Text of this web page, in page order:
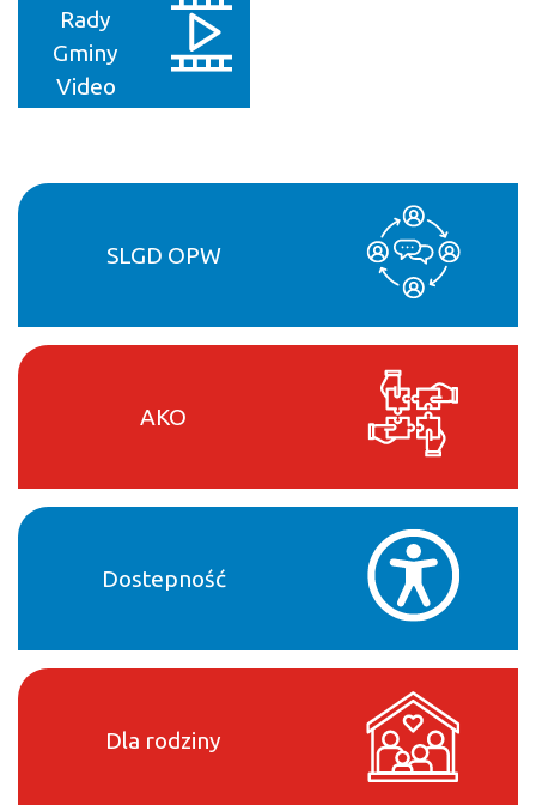
Rady
Gminy
Video
SLGD OPW
AKO
Dostepność
Dla rodziny